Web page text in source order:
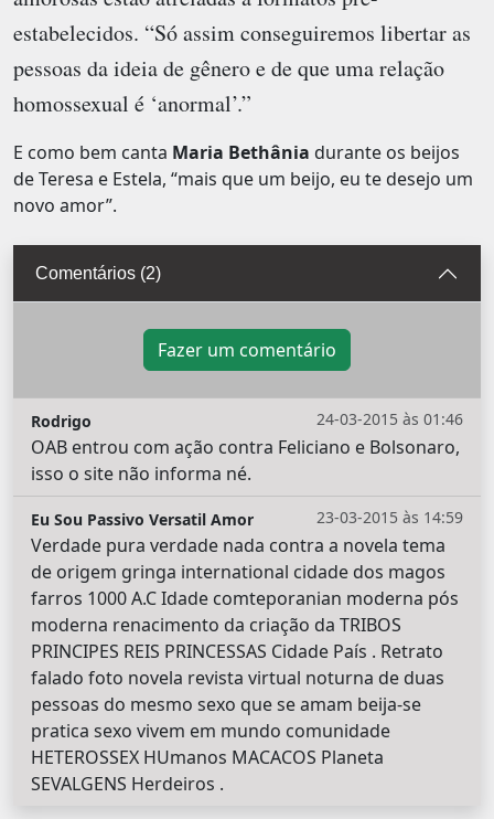
estabelecidos. “Só assim conseguiremos libertar as
pessoas da ideia de gênero e de que uma relação
homossexual é ‘anormal’.”
E como bem canta Maria Bethânia durante os beijos
de Teresa e Estela, “mais que um beijo, eu te desejo um
novo amor”.
Comentários (2)
Fazer um comentário
24-03-2015 às 01:46
Rodrigo
OAB entrou com ação contra Feliciano e Bolsonaro,
isso o site não informa né.
23-03-2015 às 14:59
Eu Sou Passivo Versatil Amor
Verdade pura verdade nada contra a novela tema
de origem gringa international cidade dos magos
farros 1000 A.C Idade comteporanian moderna pós
moderna renacimento da criação da TRIBOS
PRINCIPES REIS PRINCESSAS Cidade País . Retrato
falado foto novela revista virtual noturna de duas
pessoas do mesmo sexo que se amam beija-se
pratica sexo vivem em mundo comunidade
HETEROSSEX HUmanos MACACOS Planeta
SEVALGENS Herdeiros .